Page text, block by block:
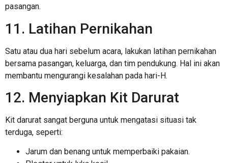
pasangan.
11. Latihan Pernikahan
Satu atau dua hari sebelum acara, lakukan latihan pernikahan
bersama pasangan, keluarga, dan tim pendukung. Hal ini akan
membantu mengurangi kesalahan pada hari-H.
12. Menyiapkan Kit Darurat
Kit darurat sangat berguna untuk mengatasi situasi tak
terduga, seperti:
Jarum dan benang untuk memperbaiki pakaian.